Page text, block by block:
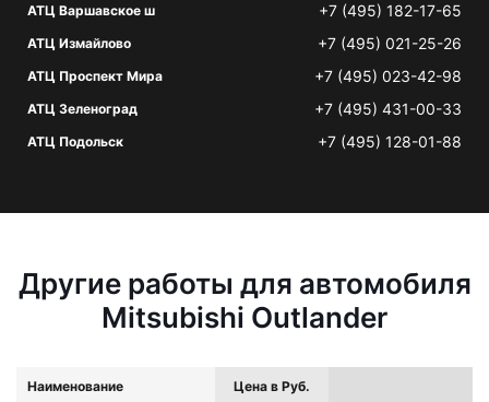
АТЦ Варшавское ш +7 (495) 182-17-65
АТЦ Измайлово +7 (495) 021-25-26
АТЦ Проспект Мира +7 (495) 023-42-98
АТЦ Зеленоград +7 (495) 431-00-33
АТЦ Подольск +7 (495) 128-01-88
Другие работы для автомобиля
Mitsubishi Outlander
Наименование Цена в Руб.